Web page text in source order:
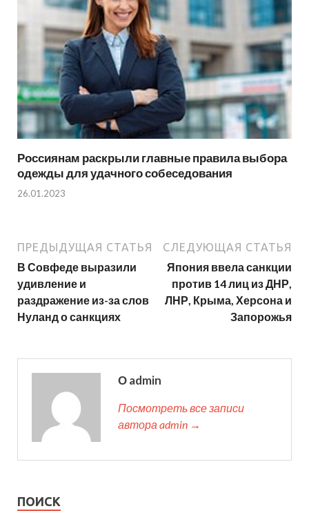
Россиянам раскрыли главные правила выбора
одежды для удачного собеседования
26.01.2023
ПРЕДЫДУЩАЯ СТАТЬЯ
В Совфеде выразили
удивление и
раздражение из-за слов
Нуланд о санкциях
СЛЕДУЮЩАЯ СТАТЬЯ
Япония ввела санкции
против 14 лиц из ДНР,
ЛНР, Крыма, Херсона и
Запорожья
О admin
Посмотреть все записи
автора admin →
ПОИСК